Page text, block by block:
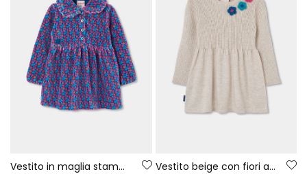
Vestito in maglia stampato fiori blu e rosa
Vestito beige con fiori all\'uncinetto